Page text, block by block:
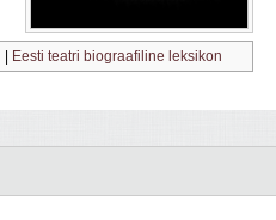
Eesti teatri biograafiline leksikon